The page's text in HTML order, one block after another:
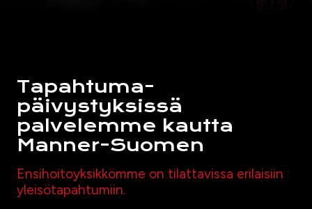
Tapahtuma­
päivystyksissä
palvelemme kautta
Manner-Suomen
Ensihoitoyksikkömme on tilattavissa erilaisiin
yleisötapahtumiin.